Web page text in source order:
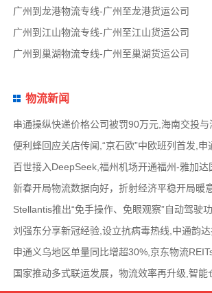
广州到龙港物流专线-广州至龙港货运公司
广州到江山物流专线-广州至江山货运公司
广州到巢湖物流专线-广州至巢湖货运公司
物流新闻